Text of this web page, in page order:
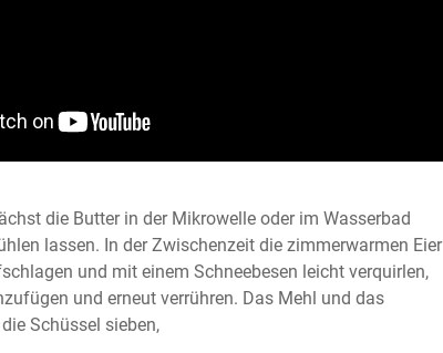
die Butter in der Mikrowelle oder im Wasserbad
lassen. In der Zwischenzeit die zimmerwarmen Eier
und mit einem Schneebesen leicht verquirlen,
und erneut verrühren. Das Mehl und das
Schüssel sieben,